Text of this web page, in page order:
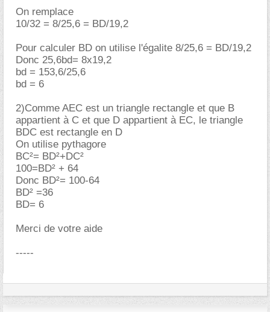
On remplace
10/32 = 8/25,6 = BD/19,2
Pour calculer BD on utilise l'égalite 8/25,6 = BD/19,2
Donc 25,6bd= 8x19,2
bd = 153,6/25,6
bd = 6
2)Comme AEC est un triangle rectangle et que B
appartient à C et que D appartient à EC, le triangle
BDC est rectangle en D
On utilise pythagore
BC²= BD²+DC²
100=BD² + 64
Donc BD²= 100-64
BD² =36
BD= 6
Merci de votre aide
-----